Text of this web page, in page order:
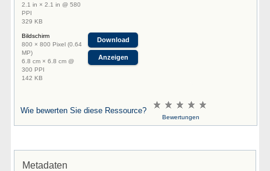
2.1 in × 2.1 in @ 580
PPI
329 KB
Bildschirm
800 × 800 Pixel (0.64
MP)
6.8 cm × 6.8 cm @
300 PPI
142 KB
Download
Anzeigen
Wie bewerten Sie diese Ressource?
Bewertungen
Metadaten